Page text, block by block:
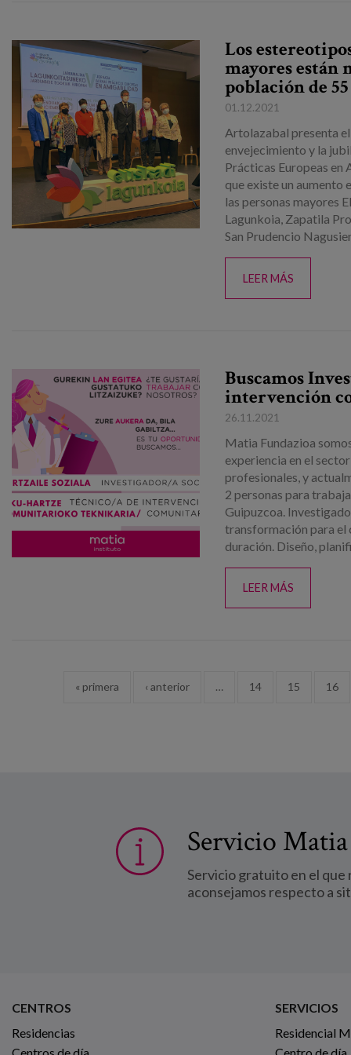
Los
mayores están
población de
01.12.2021
Artolazabal presenta
envejecimiento y la
Prácticas Europeas
que existe un aumento
las personas mayores
Lagunkoia, Zapatila
San Prudencio
LEER MÁS
Buscamos
intervención
26.11.2021
Matia Fundazioa
experiencia en el
profesionales, y
2 personas para
Guipuzcoa.
transformación para el
duración. Diseño,
LEER MÁS
Páginas
« primera ‹ anterior … 14 15 16
Servicio
Servicio gratuito en el que
aconsejamos respecto a
CENTROS
Residencias
SERVICIOS
Residencial